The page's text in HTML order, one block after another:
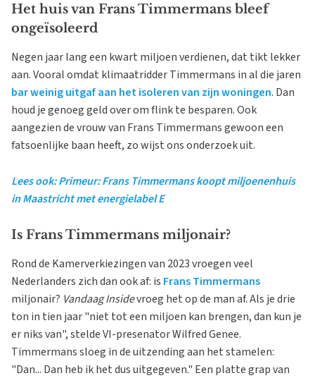
Het huis van Frans Timmermans bleef
ongeïsoleerd
Negen jaar lang een kwart miljoen verdienen, dat tikt lekker
aan. Vooral omdat klimaatridder Timmermans in al die jaren
bar weinig uitgaf aan het isoleren van zijn woningen. Dan
houd je genoeg geld over om flink te besparen. Ook
aangezien de vrouw van Frans Timmermans gewoon een
fatsoenlijke baan heeft, zo wijst ons onderzoek uit.
Lees ook: Primeur: Frans Timmermans koopt miljoenenhuis
in Maastricht met energielabel E
Is Frans Timmermans miljonair?
Rond de Kamerverkiezingen van 2023 vroegen veel
Nederlanders zich dan ook af: is Frans Timmermans
miljonair? Vandaag Insidevroeg het op de man af. Als je drie
ton in tien jaar "niet tot een miljoen kan brengen, dan kun je
er niks van", stelde VI-presenator Wilfred Genee.
Timmermans sloeg in de uitzending aan het stamelen:
"Dan... Dan heb ik het dus uitgegeven." Een platte grap van